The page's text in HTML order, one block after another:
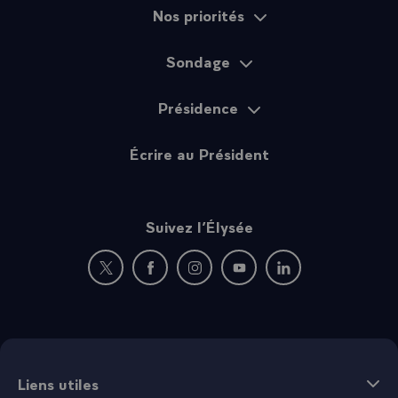
Nos priorités
Sondage
Présidence
Écrire au Président
Suivez l’Élysée
Nouvelle fenêtre : rejoignez-nous sur Twitter
Nouvelle fenêtre : rejoignez-nous sur
Nouvelle fenêtre : rejoignez-nous
Nouvelle fenêtre :
Nouvelle fenêtre :
Liens utiles